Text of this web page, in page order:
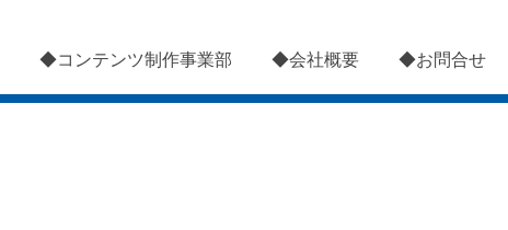
◆コンテンツ制作事業部 ◆会社概要 ◆お問合せ